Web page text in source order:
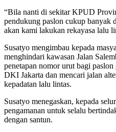
“Bila nanti di sekitar KPUD
pendukung paslon cukup banyak
akan kami lakukan rekayasa lalu
Susatyo mengimbau kepada
menghindari kawasan Jalan
penetapan nomor urut bagi
DKI Jakarta dan mencari jalan
kepadatan lalu lintas.
Susatyo menegaskan, kepada
pengamanan untuk selalu
dengan santun.